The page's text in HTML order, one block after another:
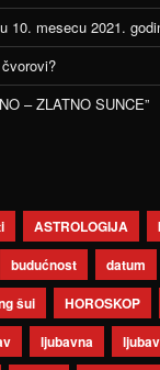
10. mesecu 2021.
– ZLATNO SUNCE”
ASTROLOGIJA
budućnost datum
šui HOROSKOP
ljubavna